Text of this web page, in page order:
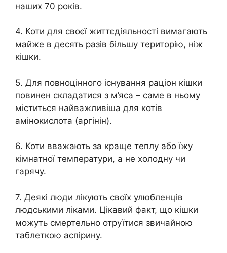
наших 70 років.
4. Коти для своєї життєдіяльності вимагають
майже в десять разів більшу територію, ніж
кішки.
5. Для повноцінного існування раціон кішки
повинен складатися з м’яса – саме в ньому
міститься найважливіша для котів
амінокислота (аргінін).
6. Коти вважають за краще теплу або їжу
кімнатної температури, а не холодну чи
гарячу.
7. Деякі люди лікують своїх улюбленців
людськими ліками. Цікавий факт, що кішки
можуть смертельно отруїтися звичайною
таблеткою аспірину.